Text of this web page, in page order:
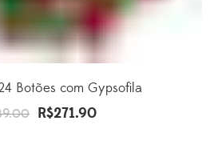
Botões com Gypsofila
O
R$271.90O